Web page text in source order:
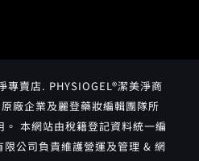
賣店. PHYSIOGEL®潔美淨商
廠企業及麗登藥妝編輯團隊所
本網站由稅籍登記資料統一編
公司負責維護營運及管理 & 網